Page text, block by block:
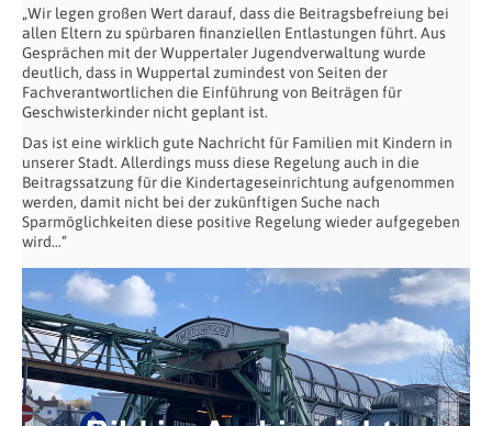
„Wir legen großen Wert darauf, dass die Beitragsbefreiung bei
allen Eltern zu spürbaren finanziellen Entlastungen führt. Aus
Gesprächen mit der Wuppertaler Jugendverwaltung wurde
deutlich, dass in Wuppertal zumindest von Seiten der
Fachverantwortlichen die Einführung von Beiträgen für
Geschwisterkinder nicht geplant ist.
Das ist eine wirklich gute Nachricht für Familien mit Kindern in
unserer Stadt. Allerdings muss diese Regelung auch in die
Beitragssatzung für die Kindertageseinrichtung aufgenommen
werden, damit nicht bei der zukünftigen Suche nach
Sparmöglichkeiten diese positive Regelung wieder aufgegeben
wird…“